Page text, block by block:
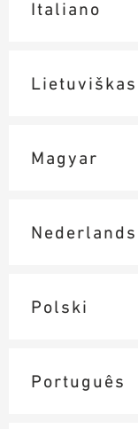
Italiano
Lietuviškas
Magyar
Nederlands
Polski
Português